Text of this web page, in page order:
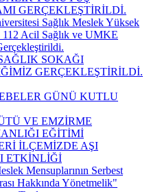
GERÇEKLEŞTİRİLDİ.
Sağlık Meslek Yüksek
Acil Sağlık ve UMKE
SOKAĞI
GERÇEKLEŞTİRİLDİ.
GÜNÜ KUTLU
VE EMZİRME
EĞİTİMİ
İLÇEMİZDE AŞI
ETKİNLİĞİ
Mensuplarının Serbest
Hakkında Yönetmelik"